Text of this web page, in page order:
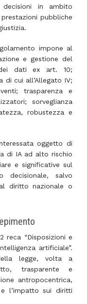
in ambito
pubbliche
impone al
e gestione del
dati ex art. 10;
cui all’Allegato IV;
trasparenza e
sorveglianza
robustezza e
oggetto di
di IA ad alto rischio
e significative sul
decisionale, salvo
diritto nazionale o
reca “Disposizioni e
artificiale”.
legge, volta a
trasparente e
antropocentrica,
l’impatto sui diritti